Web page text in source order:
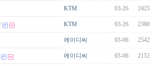
KTM 03-26 2425
KTM 03-26 2380
에이디씨 03-06 2542
에이디씨 03-06 2152